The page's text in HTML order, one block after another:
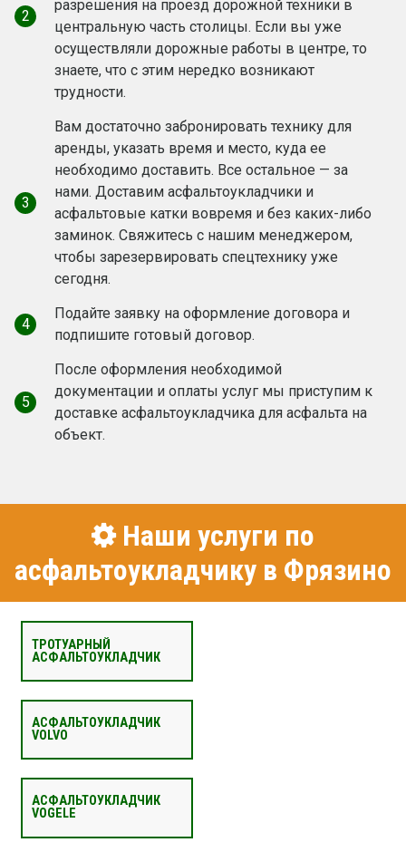
2
разрешения на проезд дорожной техники в
центральную часть столицы. Если вы уже
осуществляли дорожные работы в центре, то
знаете, что с этим нередко возникают
трудности.
3
Вам достаточно забронировать технику для
аренды, указать время и место, куда ее
необходимо доставить. Все остальное — за
нами. Доставим асфальтоукладчики и
асфальтовые катки вовремя и без каких-либо
заминок. Свяжитесь с нашим менеджером,
чтобы зарезервировать спецтехнику уже
сегодня.
4
Подайте заявку на оформление договора и
подпишите готовый договор.
5
После оформления необходимой
документации и оплаты услуг мы приступим к
доставке асфальтоукладчика для асфальта на
объект.
Наши услуги по
асфальтоукладчику в Фрязино
ТРОТУАРНЫЙ
АСФАЛЬТОУКЛАДЧИК
АСФАЛЬТОУКЛАДЧИК
VOLVO
АСФАЛЬТОУКЛАДЧИК
VOGELE